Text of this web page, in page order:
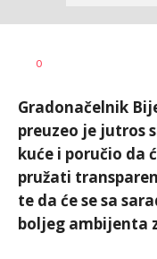
AUTOR
0
Gradonačelnik
preuzeo je jutros
kuće i poručio da
pružati
te da će se sa
boljeg ambijenta